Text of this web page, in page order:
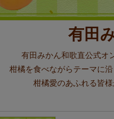
有田
有田みかん和歌直公式オ
柑橘を食べながらテーマに
柑橘愛のあふれる皆